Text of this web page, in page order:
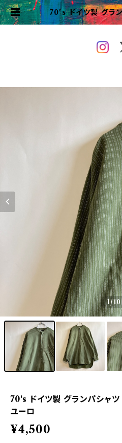
70's ドイツ製 グラ
ーバー ビンテー
1/10
70's ドイツ製 グランパシャ
ユーロ
¥4,500